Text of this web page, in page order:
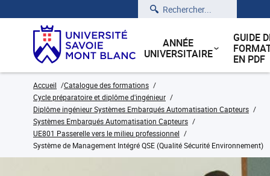
Rechercher
ANNÉE
UNIVERSITAIRE
GUIDE
EN PDF
Accueil
Catalogue des formations
Cycle préparatoire et diplôme d'ingénieur
Diplôme ingénieur Systèmes Embarqués Automatisation Capteurs
Systèmes Embarqués Automatisation Capteurs
UE801 Passerelle vers le milieu professionnel
Système de Management Intégré QSE (Qualité Sécurité Environnement)